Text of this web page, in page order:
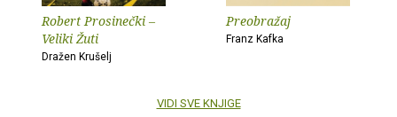
Robert Prosinečki –
Veliki Žuti
Dražen Krušelj
Preobražaj
Franz Kafka
VIDI SVE KNJIGE